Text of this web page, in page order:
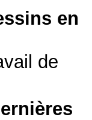
en
de